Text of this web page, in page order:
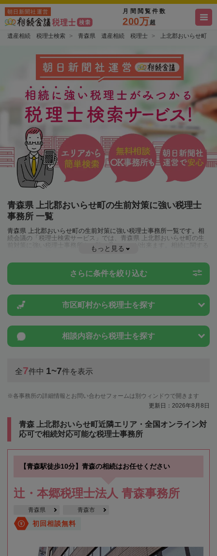
朝日新聞社運営 月間閲覧件数
200万超
遺産相続 税理士検索 青森県 遺産相続 税理士 上北郡おいらせ町
青森県 上北郡おいらせ町の生前対策に強い税理士
事務所 一覧
青森県 上北郡おいらせ町の生前対策に強い税理士事務所一覧です。相
続会議の「税理士検索サービス」では、青森県 上北郡おいらせ町の生
前対策に強い税理士事務所を一覧で見ることが出来ます。相続に関する
税金や特例制度のことは一度近隣の税理士に相談してみましょう。
もっと見る
さらに条件を絞り込む
市区町村から税理士を探す
相談内容から税理士を探す
全7件中 1~7件を表示
各事務所の詳細情報とお問い合わせフォームは別ウィンドウで開きます
更新日：2026年8月8日
青森 上北郡おいらせ町近隣エリア・全国オンライン対
応可で相続対応可能な税理士事務所
【青森駅徒歩10分】青森の相続はお任せください
辻・本郷税理士法人 青森事務所
青森県 青森市
初回相談無料